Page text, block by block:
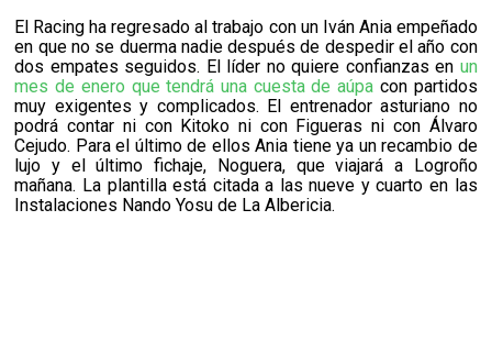
El Racing ha regresado al trabajo con un Iván Ania empeñado
en que no se duerma nadie después de despedir el año con
dos empates seguidos. El líder no quiere confianzas en un
mes de enero que tendrá una cuesta de aúpa con partidos
muy exigentes y complicados. El entrenador asturiano no
podrá contar ni con Kitoko ni con Figueras ni con Álvaro
Cejudo. Para el último de ellos Ania tiene ya un recambio de
lujo y el último fichaje, Noguera, que viajará a Logroño
mañana. La plantilla está citada a las nueve y cuarto en las
Instalaciones Nando Yosu de La Albericia.